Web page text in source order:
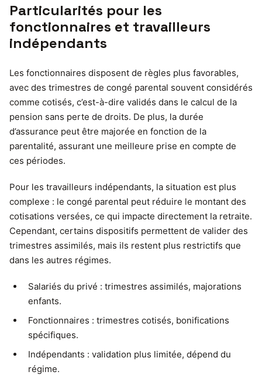
Particularités pour les
fonctionnaires et travailleurs
indépendants
Les fonctionnaires disposent de règles plus favorables,
avec des trimestres de congé parental souvent considérés
comme cotisés, c’est-à-dire validés dans le calcul de la
pension sans perte de droits. De plus, la durée
d’assurance peut être majorée en fonction de la
parentalité, assurant une meilleure prise en compte de
ces périodes.
Pour les travailleurs indépendants, la situation est plus
complexe : le congé parental peut réduire le montant des
cotisations versées, ce qui impacte directement la retraite.
Cependant, certains dispositifs permettent de valider des
trimestres assimilés, mais ils restent plus restrictifs que
dans les autres régimes.
Salariés du privé : trimestres assimilés, majorations
enfants.
Fonctionnaires : trimestres cotisés, bonifications
spécifiques.
Indépendants : validation plus limitée, dépend du
régime.